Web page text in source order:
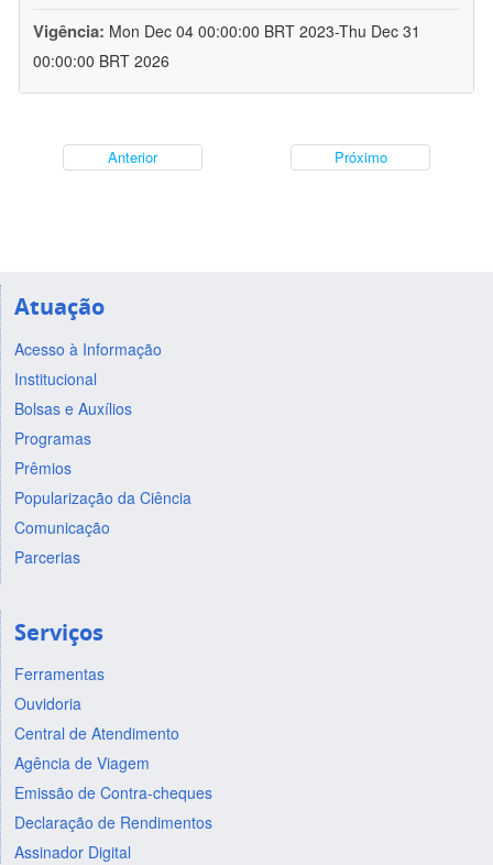
Vigência: Mon Dec 04 00:00:00 BRT 2023-Thu Dec 31
00:00:00 BRT 2026
Anterior Próximo
Atuação
Acesso à Informação
Institucional
Bolsas e Auxílios
Programas
Prêmios
Popularização da Ciência
Comunicação
Parcerias
Serviços
Ferramentas
Ouvidoria
Central de Atendimento
Agência de Viagem
Emissão de Contra-cheques
Declaração de Rendimentos
Assinador Digital